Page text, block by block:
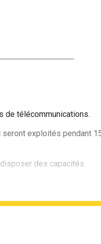
de télécommunications.
exploités pendant
des capacités